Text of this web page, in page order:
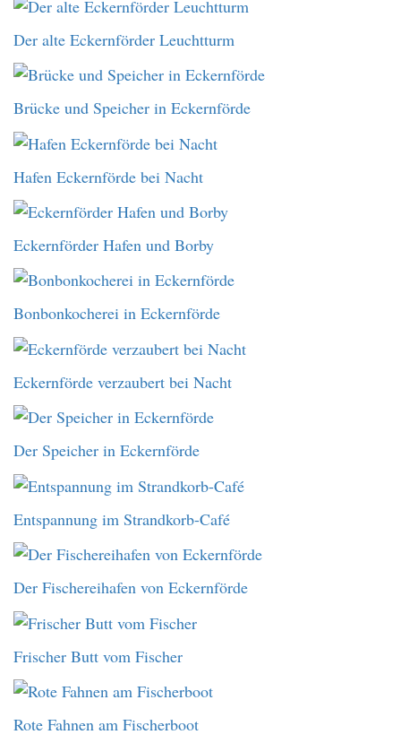
Der alte Eckernförder Leuchtturm
Brücke und Speicher in Eckernförde
Hafen Eckernförde bei Nacht
Eckernförder Hafen und Borby
Bonbonkocherei in Eckernförde
Eckernförde verzaubert bei Nacht
Der Speicher in Eckernförde
Entspannung im Strandkorb-Café
Der Fischereihafen von Eckernförde
Frischer Butt vom Fischer
Rote Fahnen am Fischerboot